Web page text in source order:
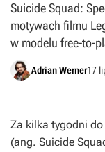
Suicide Squad:
motywach filmu
w modelu free-to-
Adrian Werner17
Za kilka tygodni
(ang. Suicide